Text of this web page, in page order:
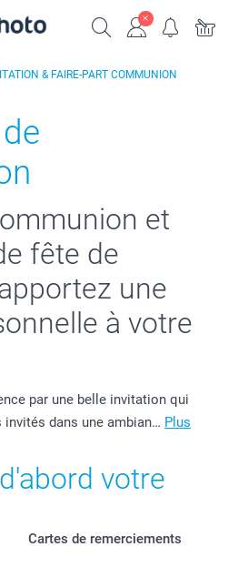
& FAIRE-PART COMMUNION
et
fête de
une
à votre
par une belle invitation qui
dans une ambian… Plus
votre
Cartes de remerciements